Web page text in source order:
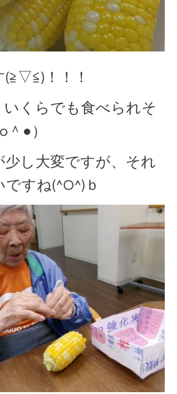
！！！
いくらでも食べられそ
●）
少し大変ですが、それ
すね(^O^)ｂ